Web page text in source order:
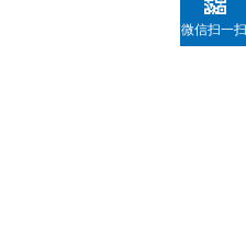
微信扫一扫